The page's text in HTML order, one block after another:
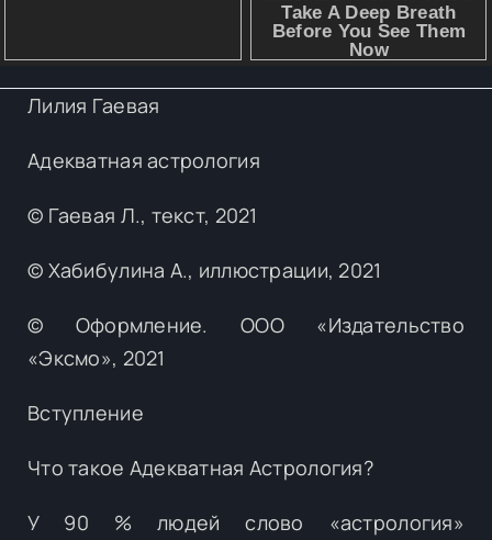
Лилия Гаевая
Адекватная астрология
© Гаевая Л., текст, 2021
© Хабибулина А., иллюстрации, 2021
© Оформление. ООО «Издательство
«Эксмо», 2021
Вступление
Что такое Адекватная Астрология?
У 90 % людей слово «астрология»